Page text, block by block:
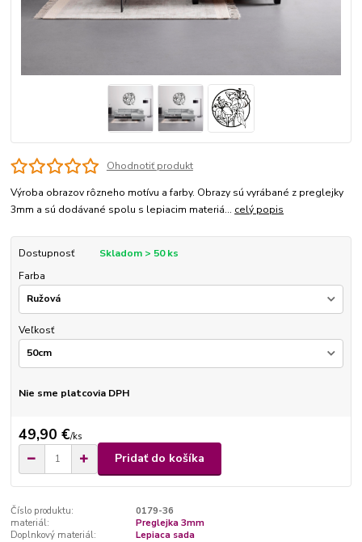
Ohodnotiť produkt
Výroba obrazov rôzneho motívu a farby. Obrazy sú vyrábané z preglejky
3mm a sú dodávané spolu s lepiacim materiá... celý popis
Dostupnosť
Skladom > 50 ks
Farba
Veľkosť
Nie sme platcovia DPH
49,90 €/ks
Pridať do košíka
Číslo produktu:
0179-36
materiál:
Preglejka 3mm
Doplnkový materiál:
Lepiaca sada